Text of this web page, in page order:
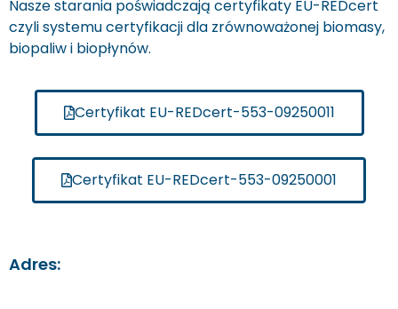
Nasze starania poświadczają certyfikaty EU-REDcert
czyli systemu certyfikacji dla zrównoważonej biomasy,
biopaliw i biopłynów.
Certyfikat EU-REDcert-553-09250011
Certyfikat EU-REDcert-553-09250001
Adres: